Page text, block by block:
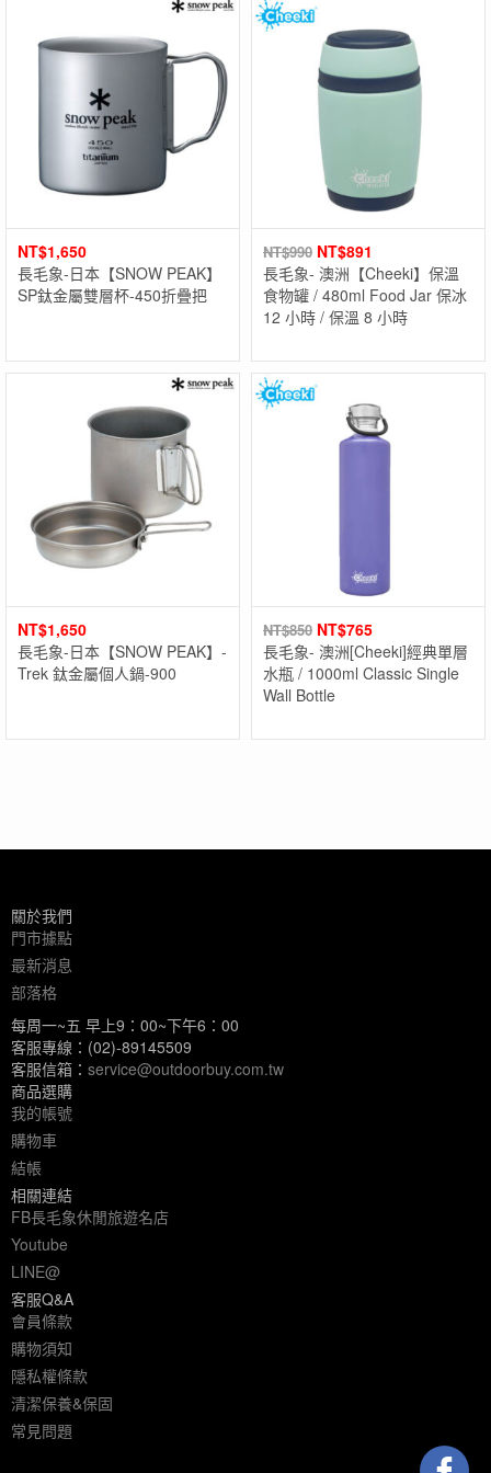
NT$1,650
長毛象-日本【SNOW PEAK】
SP鈦金屬雙層杯-450折疊把
NT$990 NT$891
長毛象- 澳洲【Cheeki】保溫
食物罐 / 480ml Food Jar 保冰
12 小時 / 保溫 8 小時
NT$1,650
長毛象-日本【SNOW PEAK】-
Trek 鈦金屬個人鍋-900
NT$850 NT$765
長毛象- 澳洲[Cheeki]經典單層
水瓶 / 1000ml Classic Single
Wall Bottle
關於我們
門市據點
最新消息
部落格
每周一~五 早上9：00~下午6：00
客服專線：(02)-89145509
客服信箱： service@outdoorbuy.com.tw
商品選購
我的帳號
購物車
結帳
相關連結
FB長毛象休閒旅遊名店
Youtube
LINE@
客服Q&A
會員條款
購物須知
隱私權條款
清潔保養&保固
常見問題